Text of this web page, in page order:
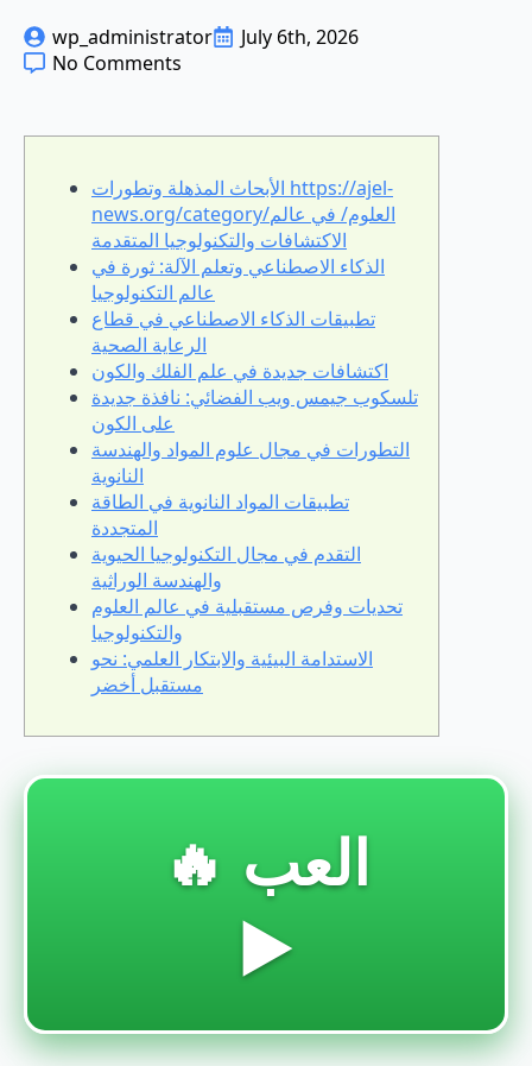
wp_administrator
July 6th, 2026
No Comments
الأبحاث المذهلة وتطورات https://ajel-
news.org/category/العلوم/ في عالم
الاكتشافات والتكنولوجيا المتقدمة
الذكاء الاصطناعي وتعلم الآلة: ثورة في
عالم التكنولوجيا
تطبيقات الذكاء الاصطناعي في قطاع
الرعاية الصحية
اكتشافات جديدة في علم الفلك والكون
تلسكوب جيمس ويب الفضائي: نافذة جديدة
على الكون
التطورات في مجال علوم المواد والهندسة
النانوية
تطبيقات المواد النانوية في الطاقة
المتجددة
التقدم في مجال التكنولوجيا الحيوية
والهندسة الوراثية
تحديات وفرص مستقبلية في عالم العلوم
والتكنولوجيا
الاستدامة البيئية والابتكار العلمي: نحو
مستقبل أخضر
🔥 العب
▶️